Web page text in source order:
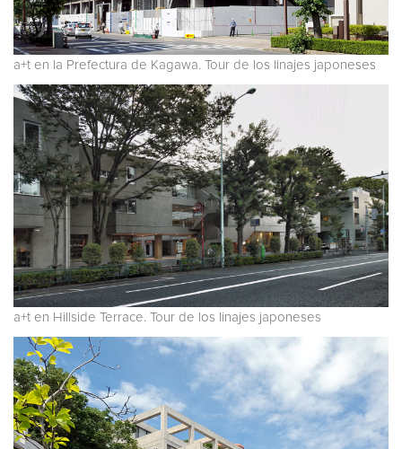
a+t en la Prefectura de Kagawa. Tour de los linajes japoneses
a+t en Hillside Terrace. Tour de los linajes japoneses